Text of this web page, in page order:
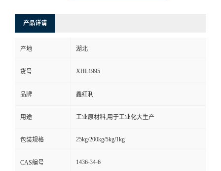
产品详请
产地 湖北
货号 XHL1995
品牌 鑫红利
用途 工业原材料,用于工业化大生产
包装规格 25kg/200kg/5kg/1kg
CAS编号 1436-34-6